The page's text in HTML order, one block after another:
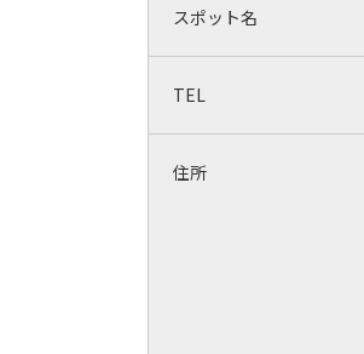
スポット名
TEL
住所